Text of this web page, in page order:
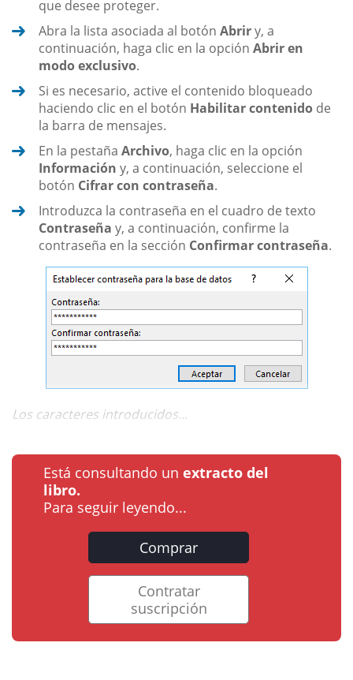
que desee proteger.
Abra la lista asociada al botón Abriry, a
continuación, haga clic en la opción Abrir en
modo exclusivo.
Si es necesario, active el contenido bloqueado
haciendo clic en el botón Habilitar contenido de
la barra de mensajes.
En la pestaña Archivo, haga clic en la opción
Información y, a continuación, seleccione el
botón Cifrar con contraseña.
Introduzca la contraseña en el cuadro de texto
Contraseña y, a continuación, confirme la
contraseña en la sección Confirmar contraseña.
Los caracteres introducidos...
Está consultando un extracto del
libro.
Para seguir leyendo...
Comprar
Contratar
suscripción